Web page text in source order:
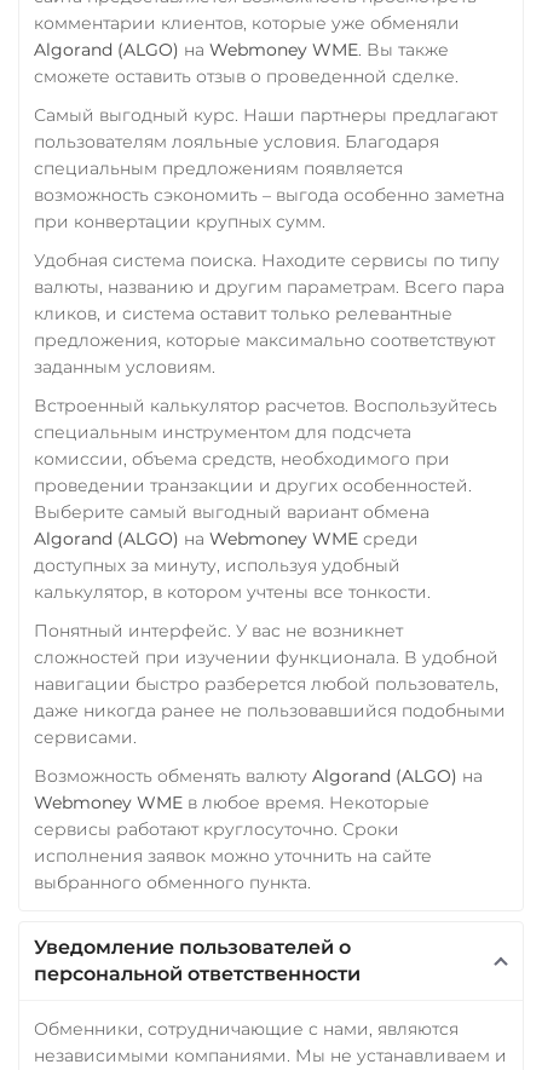
USD Coin (USDC)
ERC20 BEP20
Polygon
ARB
OP
BASE
NEAR XLM
Utopia USD (UUSD)
VeChain (VET)
WAVES
Wrapped Bitcoin (WBTC)
Yearn.finance (YFI)
Zcash (ZEC)
СБП RUB
Счет ИП/ООО
UAH EUR
Тинькофф
RUB
CASH-IN RUB
QR RUB
УкрСиббанк UAH
Фридом Банк KZT
Центр Кредит KZT
Элкарт KGS
комментарии клиентов, которые уже обменяли
Algorand (ALGO) на Webmoney WME. Вы также
сможете оставить отзыв о проведенной сделке.
Самый выгодный курс. Наши партнеры предлагают
пользователям лояльные условия. Благодаря
специальным предложениям появляется
возможность сэкономить – выгода особенно заметна
при конвертации крупных сумм.
Удобная система поиска. Находите сервисы по типу
валюты, названию и другим параметрам. Всего пара
кликов, и система оставит только релевантные
предложения, которые максимально соответствуют
заданным условиям.
Встроенный калькулятор расчетов. Воспользуйтесь
специальным инструментом для подсчета
комиссии, объема средств, необходимого при
проведении транзакции и других особенностей.
Выберите самый выгодный вариант обмена
Algorand (ALGO) на Webmoney WME среди
доступных за минуту, используя удобный
калькулятор, в котором учтены все тонкости.
Понятный интерфейс. У вас не возникнет
сложностей при изучении функционала. В удобной
навигации быстро разберется любой пользователь,
даже никогда ранее не пользовавшийся подобными
сервисами.
Возможность обменять валюту Algorand (ALGO) на
Webmoney WME в любое время. Некоторые
сервисы работают круглосуточно. Сроки
исполнения заявок можно уточнить на сайте
выбранного обменного пункта.
Уведомление пользователей о
персональной ответственности
Обменники, сотрудничающие с нами, являются
независимыми компаниями. Мы не устанавливаем и